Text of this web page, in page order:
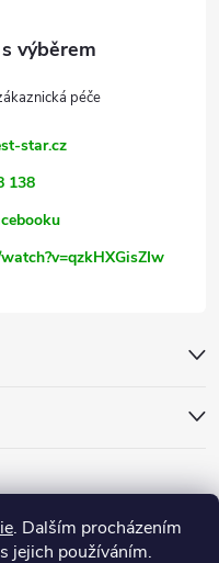
. Dalším procházením
jejich používáním.
star.cz
138